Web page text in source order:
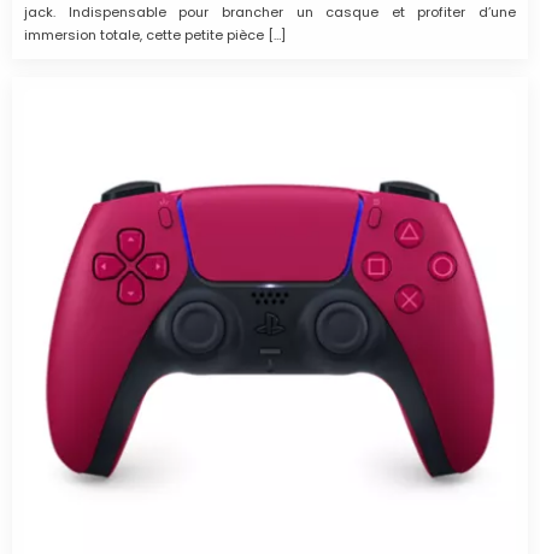
jack. Indispensable pour brancher un casque et profiter d’une
immersion totale, cette petite pièce […]